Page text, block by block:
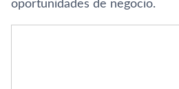
oportunidades de negocio.